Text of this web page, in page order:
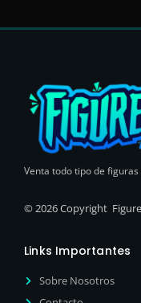
Venta todo tipo de
© 2026 Copyright
Links Importantes
Sobre Nosotros